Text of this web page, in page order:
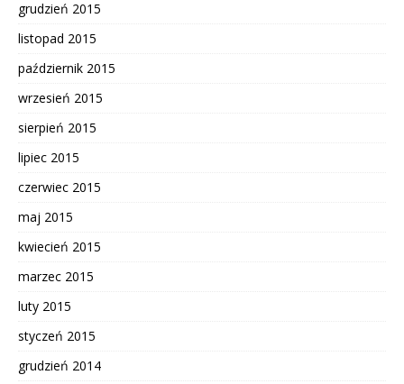
grudzień 2015
listopad 2015
październik 2015
wrzesień 2015
sierpień 2015
lipiec 2015
czerwiec 2015
maj 2015
kwiecień 2015
marzec 2015
luty 2015
styczeń 2015
grudzień 2014